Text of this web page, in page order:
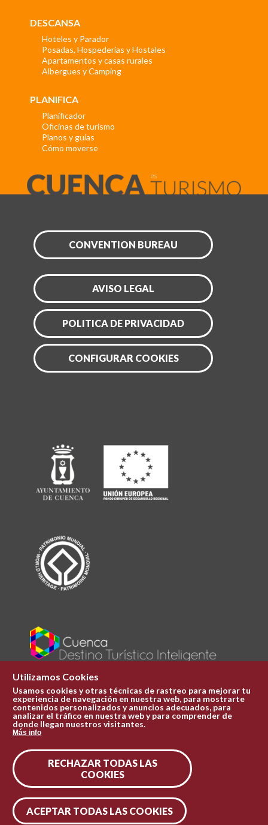
DESCANSA
Hoteles y Parador
Posadas, Hospederías y Hostales
Apartamentos y casas rurales
Albergues y Camping
PLANIFICA
Planificador
Oficinas de turismo
Planos y guías
Cómo moverse
CONVENTION BUREAU
AVISO LEGAL
POLITICA DE PRIVACIDAD
CONFIGURAR COOKIES
Plaza Mayor 1
969 241 051
ofi.turismo@cuenca.es
Síguenos en las redes
Utilizamos Cookies
Usamos cookies y otras técnicas de rastreo para mejorar tu
experiencia de navegación en nuestra web, para mostrarte
contenidos personalizados y anuncios adecuados, para
analizar el tráfico en nuestra web y para comprender de
donde llegan nuestros visitantes.
Más info
RECHAZAR TODAS LAS
COOKIES
ACEPTAR TODAS LAS COOKIES